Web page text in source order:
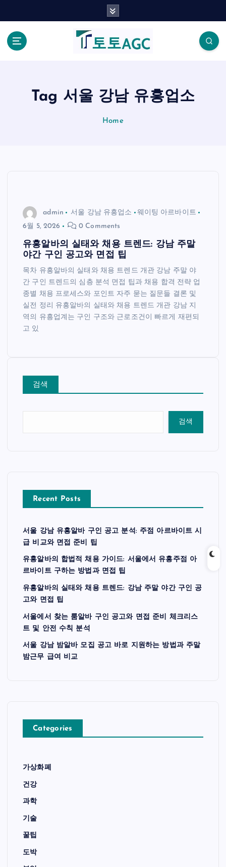
Tag 서울 강남 유흥업소
Home
admin 서울 강남 유흥업소
웨이팅 아르바이트
6월 5, 2026
0 Comments
유흥알바의 실태와 채용 트렌드: 강남 주말
야간 구인 공고와 면접 팁
목차 유흥알바의 실태와 채용 트렌드 개관 강남 주말 야
간 구인 트렌드의 심층 분석 면접 팁과 채용 합격 전략 업
종별 채용 프로세스와 포인트 자주 묻는 질문들 결론 및
실전 정리 유흥알바의 실태와 채용 트렌드 개관 강남 지
역의 유흥업계는 구인 구조와 근로조건이 빠르게 재편되
고 있
검색
검색
Recent Posts
서울 강남 유흥알바 구인 공고 분석: 주점 아르바이트 시
급 비교와 면접 준비 팁
유흥알바의 합법적 채용 가이드: 서울에서 유흥주점 아
르바이트 구하는 방법과 면접 팁
유흥알바의 실태와 채용 트렌드: 강남 주말 야간 구인 공
고와 면접 팁
서울에서 찾는 룸알바 구인 공고와 면접 준비 체크리스
트 및 안전 수칙 분석
서울 강남 밤알바 모집 공고 바로 지원하는 방법과 주말
밤근무 급여 비교
Categories
가상화폐
건강
과학
기술
꿀팁
도박